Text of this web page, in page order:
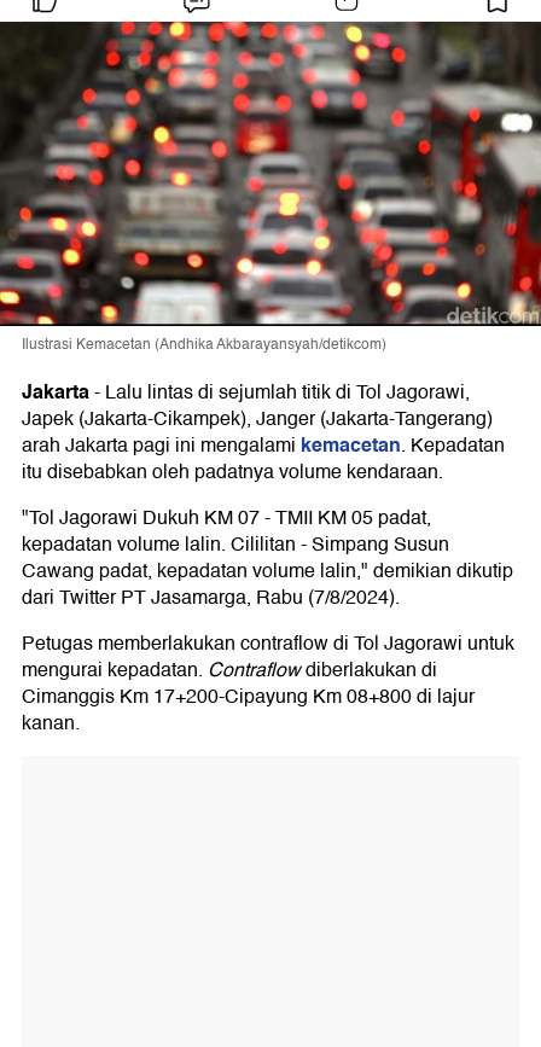
Ilustrasi Kemacetan (Andhika Akbarayansyah/detikcom)
Jakarta-Lalu lintas di sejumlah titik di Tol Jagorawi,
Japek (Jakarta-Cikampek), Janger (Jakarta-Tangerang)
arah Jakarta pagi ini mengalami kemacetan. Kepadatan
itu disebabkan oleh padatnya volume kendaraan.
"Tol Jagorawi Dukuh KM 07 - TMII KM 05 padat,
kepadatan volume lalin. Cililitan - Simpang Susun
Cawang padat, kepadatan volume lalin," demikian dikutip
dari Twitter PT Jasamarga, Rabu (7/8/2024).
Petugas memberlakukan contraflow di Tol Jagorawi untuk
mengurai kepadatan. Contraflowdiberlakukan di
Cimanggis Km 17+200-Cipayung Km 08+800 di lajur
kanan.